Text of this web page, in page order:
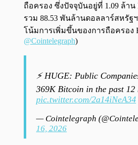
ถือครอง ซึ่งปัจจุบันอยู่ที่ 1.09 ล้า
รวม 88.53 พันล้านดอลลาร์สหรัฐ
โน้มการเพิ่มขึ้นของการถือครอง
@Cointelegraph)
⚡ HUGE: Public
369K Bitcoin in the past 12
pic.twitter.com/2a14iNeA34
— Cointelegraph
16, 2026